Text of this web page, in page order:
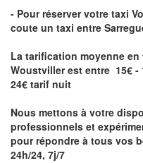
- Pour réserver votre taxi
coute un taxi entre
La tarification moyenne
Woustviller est entre 15€
24€ tarif nuit
Nous mettons à votre
professionnels et
pour répondre à tous vos
24h/24, 7j/7